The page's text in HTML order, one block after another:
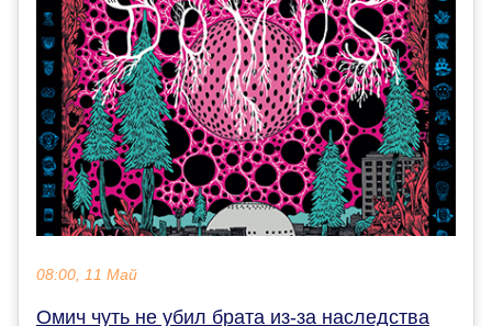
08:00, 11 Май
Омич чуть не убил брата из-за наследства